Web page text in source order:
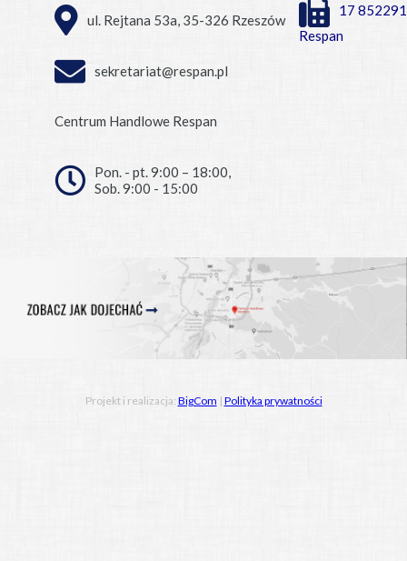
ul. Rejtana 53a, 35-326 Rzeszów
17
Respan
sekretariat@respan.pl
Centrum Handlowe Respan
Pon. - pt. 9:00 – 18:00,
Sob. 9:00 - 15:00
Projekt i realizacja: BigCom | Polityka prywatności